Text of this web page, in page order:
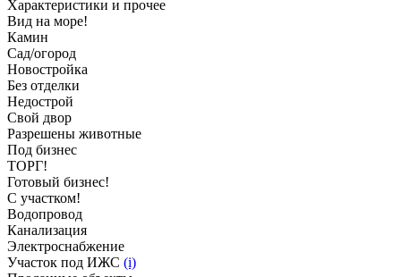
Характеристики и прочее
Вид на море!
Камин
Сад/огород
Новостройка
Без отделки
Недострой
Свой двор
Разрешены животные
Под бизнес
ТОРГ!
Готовый бизнес!
С участком!
Водопровод
Канализация
Электроснабжение
Участок под ИЖС (i)